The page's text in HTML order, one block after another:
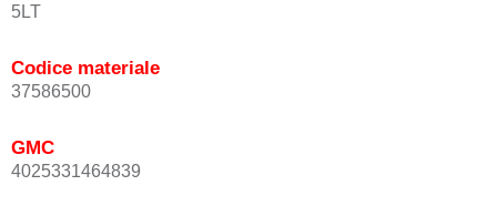
5LT
Codice materiale
37586500
GMC
4025331464839